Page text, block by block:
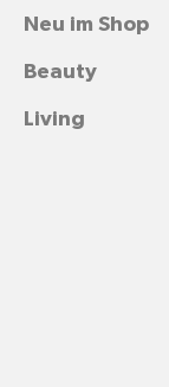
Neu im Shop
Beauty
Living